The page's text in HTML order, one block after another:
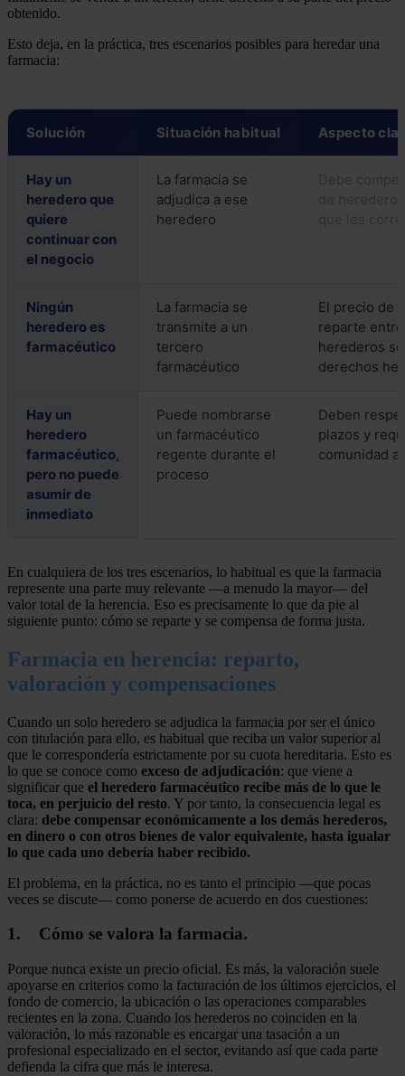
obtenido.
Esto deja, en la práctica, tres escenarios posibles para heredar una
farmacia:
Solución Situación habitual Aspecto
Hay un
heredero que
quiere
continuar con
el negocio
La farmacia se
adjudica a ese
heredero
Ningún
heredero es
farmacéutico
La farmacia se
transmite a un
tercero
farmacéutico
El precio de
reparte
herederos
derechos
Hay un
heredero
farmacéutico,
pero no puede
asumir de
inmediato
Puede nombrarse
un farmacéutico
regente durante el
proceso
Deben
plazos y
comunidad
En cualquiera de los tres escenarios, lo habitual es que la farmacia
represente una parte muy relevante —a menudo la mayor— del
valor total de la herencia. Eso es precisamente lo que da pie al
siguiente punto: cómo se reparte y se compensa de forma justa.
Farmacia en herencia: reparto,
valoración y compensaciones
Cuando un solo heredero se adjudica la farmacia por ser el único
con titulación para ello, es habitual que reciba un valor superior al
que le correspondería estrictamente por su cuota hereditaria. Esto es
lo que se conoce como exceso de adjudicación: que viene a
significar que el heredero farmacéutico recibe más de lo que le
toca, en perjuicio del resto. Y por tanto, la consecuencia legal es
clara: debe compensar económicamente a los demás herederos,
en dinero o con otros bienes de valor equivalente, hasta igualar
lo que cada uno debería haber recibido.
El problema, en la práctica, no es tanto el principio —que pocas
veces se discute— como ponerse de acuerdo en dos cuestiones:
1. Cómo se valora la farmacia.
Porque nunca existe un precio oficial. Es más, la valoración suele
apoyarse en criterios como la facturación de los últimos ejercicios, el
fondo de comercio, la ubicación o las operaciones comparables
recientes en la zona. Cuando los herederos no coinciden en la
valoración, lo más razonable es encargar una tasación a un
profesional especializado en el sector, evitando así que cada parte
defienda la cifra que más le interesa.